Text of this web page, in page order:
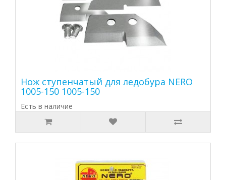
Нож ступенчатый для ледобура NERO
1005-150 1005-150
Есть в наличие